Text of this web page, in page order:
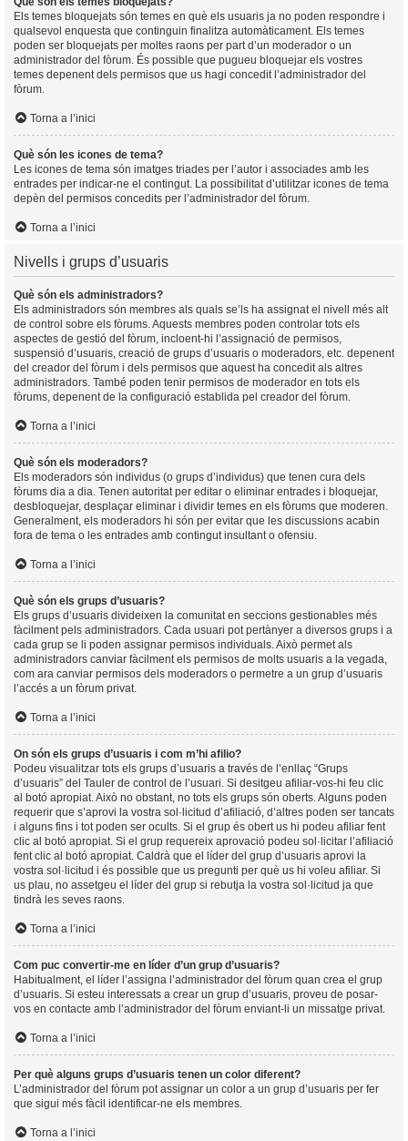
Els temes bloquejats són temes en què els usuaris ja no poden respondre i
qualsevol enquesta que continguin finalitza automàticament. Els temes
poden ser bloquejats per moltes raons per part d’un moderador o un
administrador del fòrum. És possible que pugueu bloquejar els vostres
temes depenent dels permisos que us hagi concedit l’administrador del
fòrum.
Torna a l’inici
Què són les icones de tema?
Les icones de tema són imatges triades per l’autor i associades amb les
entrades per indicar-ne el contingut. La possibilitat d’utilitzar icones de tema
depèn del permisos concedits per l’administrador del fòrum.
Torna a l’inici
Nivells i grups d’usuaris
Què són els administradors?
Els administradors són membres als quals se’ls ha assignat el nivell més alt
de control sobre els fòrums. Aquests membres poden controlar tots els
aspectes de gestió del fòrum, incloent-hi l’assignació de permisos,
suspensió d’usuaris, creació de grups d’usuaris o moderadors, etc. depenent
del creador del fòrum i dels permisos que aquest ha concedit als altres
administradors. També poden tenir permisos de moderador en tots els
fòrums, depenent de la configuració establida pel creador del fòrum.
Torna a l’inici
Què són els moderadors?
Els moderadors són individus (o grups d’individus) que tenen cura dels
fòrums dia a dia. Tenen autoritat per editar o eliminar entrades i bloquejar,
desbloquejar, desplaçar eliminar i dividir temes en els fòrums que moderen.
Generalment, els moderadors hi són per evitar que les discussions acabin
fora de tema o les entrades amb contingut insultant o ofensiu.
Torna a l’inici
Què són els grups d’usuaris?
Els grups d’usuaris divideixen la comunitat en seccions gestionables més
fàcilment pels administradors. Cada usuari pot pertànyer a diversos grups i a
cada grup se li poden assignar permisos individuals. Això permet als
administradors canviar fàcilment els permisos de molts usuaris a la vegada,
com ara canviar permisos dels moderadors o permetre a un grup d’usuaris
l’accés a un fòrum privat.
Torna a l’inici
On són els grups d’usuaris i com m’hi afilio?
Podeu visualitzar tots els grups d’usuaris a través de l’enllaç “Grups
d’usuaris” del Tauler de control de l’usuari. Si desitgeu afiliar-vos-hi feu clic
al botó apropiat. Això no obstant, no tots els grups són oberts. Alguns poden
requerir que s’aprovi la vostra sol·licitud d’afiliació, d’altres poden ser tancats
i alguns fins i tot poden ser ocults. Si el grup és obert us hi podeu afiliar fent
clic al botó apropiat. Si el grup requereix aprovació podeu sol·licitar l’afiliació
fent clic al botó apropiat. Caldrà que el líder del grup d’usuaris aprovi la
vostra sol·licitud i és possible que us pregunti per què us hi voleu afiliar. Si
us plau, no assetgeu el líder del grup si rebutja la vostra sol·licitud ja que
tindrà les seves raons.
Torna a l’inici
Com puc convertir-me en líder d’un grup d’usuaris?
Habitualment, el líder l’assigna l’administrador del fòrum quan crea el grup
d’usuaris. Si esteu interessats a crear un grup d’usuaris, proveu de posar-
vos en contacte amb l’administrador del fòrum enviant-li un missatge privat.
Torna a l’inici
Per què alguns grups d’usuaris tenen un color diferent?
L’administrador del fòrum pot assignar un color a un grup d’usuaris per fer
que sigui més fàcil identificar-ne els membres.
Torna a l’inici